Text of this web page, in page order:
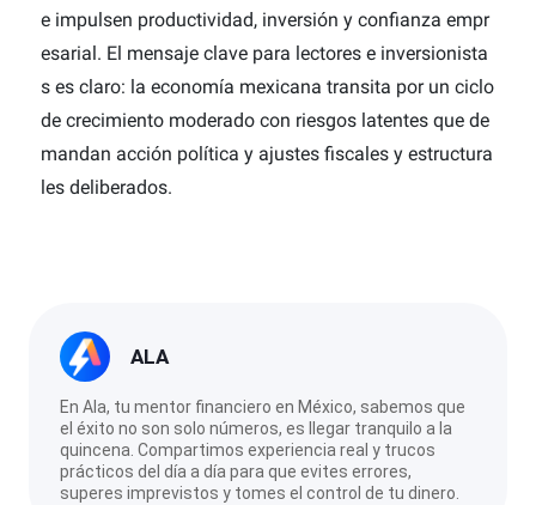
e impulsen productividad, inversión y confianza empr
esarial. El mensaje clave para lectores e inversionista
s es claro: la economía mexicana transita por un ciclo
de crecimiento moderado con riesgos latentes que de
mandan acción política y ajustes fiscales y estructura
les deliberados.
ALA
En Ala, tu mentor financiero en México, sabemos que
el éxito no son solo números, es llegar tranquilo a la
quincena. Compartimos experiencia real y trucos
prácticos del día a día para que evites errores,
superes imprevistos y tomes el control de tu dinero.